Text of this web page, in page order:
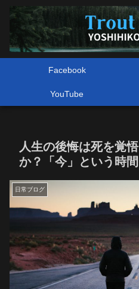
Facebook
YouTube
人生の後悔は死を覚
か？「今」という時
日常ブログ